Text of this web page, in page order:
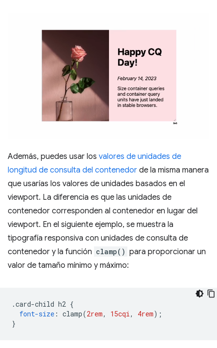
Además, puedes usar los valores de unidades de
longitud de consulta del contenedor de la misma manera
que usarías los valores de unidades basados en el
viewport. La diferencia es que las unidades de
contenedor corresponden al contenedor en lugar del
viewport. En el siguiente ejemplo, se muestra la
tipografía responsiva con unidades de consulta de
contenedor y la función clamp() para proporcionar un
valor de tamaño mínimo y máximo:
.card-child h2 {
font-size : clamp(2rem, 15cqi, 4rem);
}